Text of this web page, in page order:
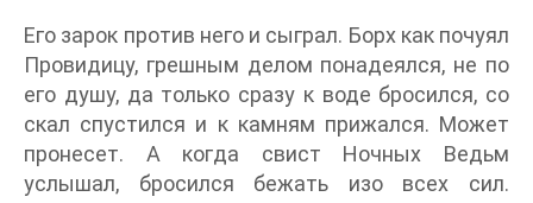
Его зарок против него и сыграл. Борх как почуял
Провидицу, грешным делом понадеялся, не по
его душу, да только сразу к воде бросился, со
скал спустился и к камням прижался. Может
пронесет. А когда свист Ночных Ведьм
услышал, бросился бежать изо всех сил.